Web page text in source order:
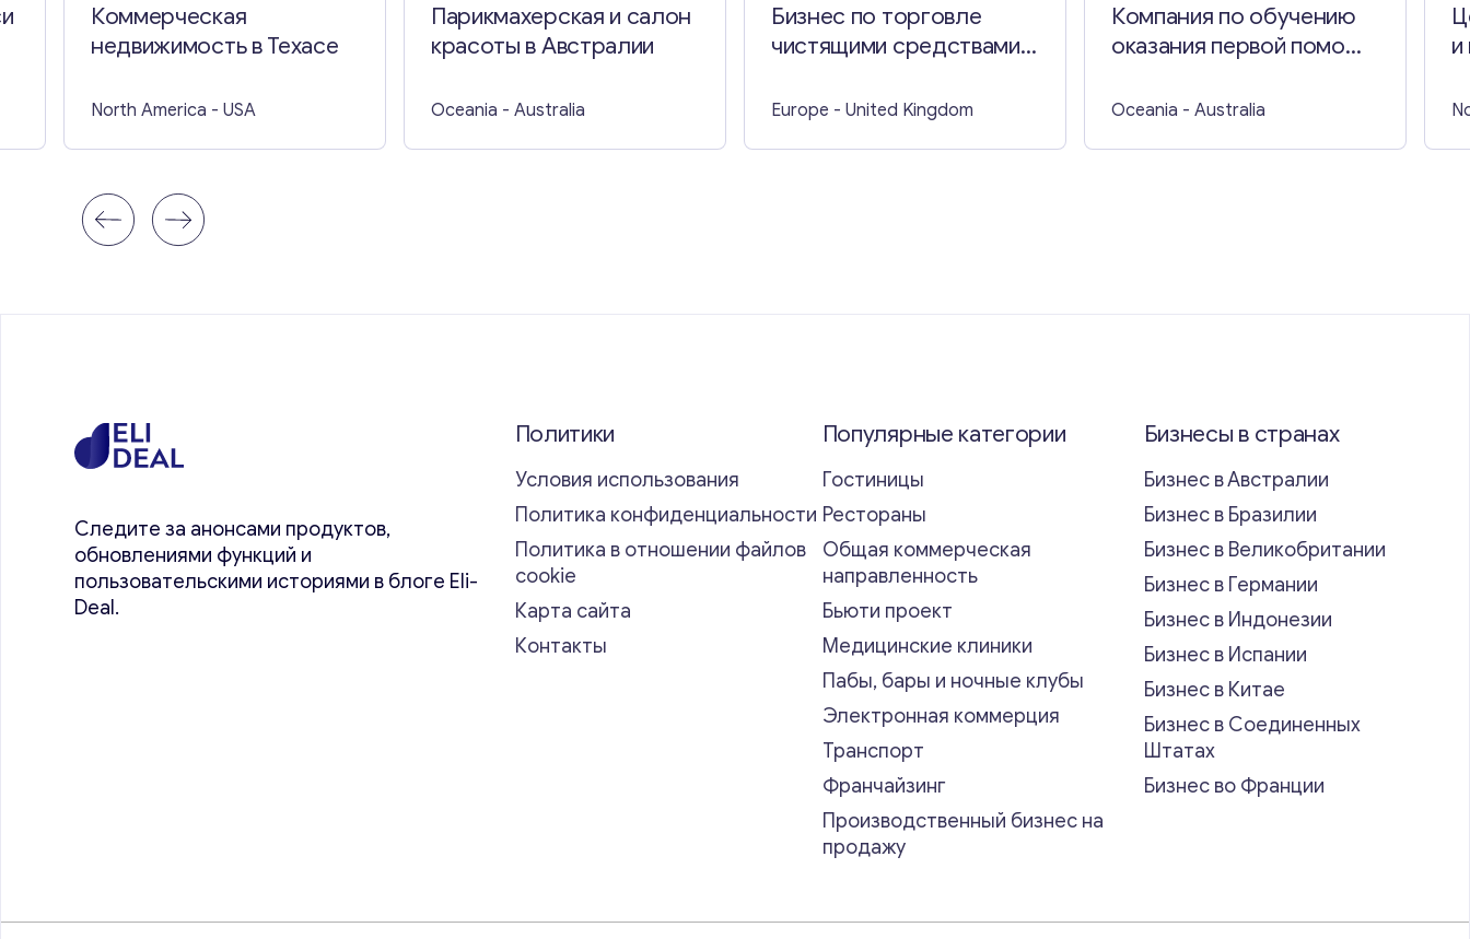
Коммерческая
недвижимость в Техасе
North America - USA
Парикмахерская и салон
красоты в Австралии
Oceania - Australia
Бизнес по торговле
чистящими средствами в
Europe - United Kingdom
Компания по обучению
оказания первой помощи
Oceania - Australia
и
Следите за анонсами продуктов,
обновлениями функций и
пользовательскими историями в блоге Eli-
Deal.
Политики
Условия использования
Политика конфиденциальности
Политика в отношении файлов
cookie
Карта сайта
Контакты
Популярные категории
Гостиницы
Рестораны
Общая коммерческая
направленность
Бьюти проект
Медицинские клиники
Пабы, бары и ночные клубы
Электронная коммерция
Транспорт
Франчайзинг
Производственный бизнес на
продажу
Бизнесы в странах
Бизнес в Австралии
Бизнес в Бразилии
Бизнес в Великобритании
Бизнес в Германии
Бизнес в Индонезии
Бизнес в Испании
Бизнес в Китае
Бизнес в Соединенных
Штатах
Бизнес во Франции